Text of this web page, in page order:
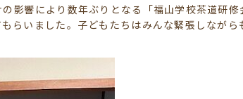
影響により数年ぶりとなる「福山学校茶道研
らいました。子どもたちはみんな緊張しなが